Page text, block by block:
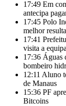
17:49 Em
antecipa
17:45 Polo
melhor
17:41
visita a
17:36 Águas
bombeiro
12:11 Aluno
de Manaus
15:36 PF
Bitcoins